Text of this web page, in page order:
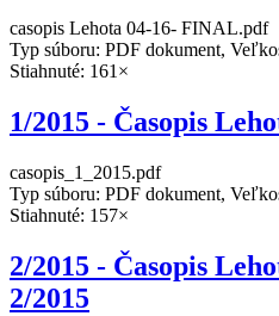
casopis Lehota 04-16- FINAL.pdf
Typ súboru: PDF dokument,
Stiahnuté: 161×
1/2015 - Časopis
casopis_1_2015.pdf
Typ súboru: PDF dokument,
Stiahnuté: 157×
2/2015 - Časopis
2/2015